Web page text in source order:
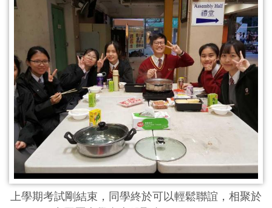
上學期考試剛結束，同學終於可以輕鬆聯誼，相聚於